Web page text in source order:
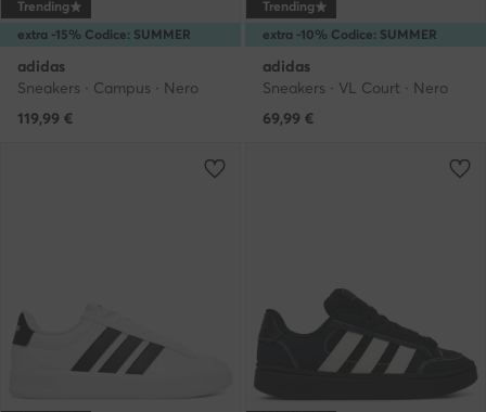
extra -15% Codice: SUMMER
Trending
adidas
Sneakers · Campus · Nero
119,99 €
extra -10% Codice: SUMMER
Trending
adidas
Sneakers · VL Court · Nero
69,99 €